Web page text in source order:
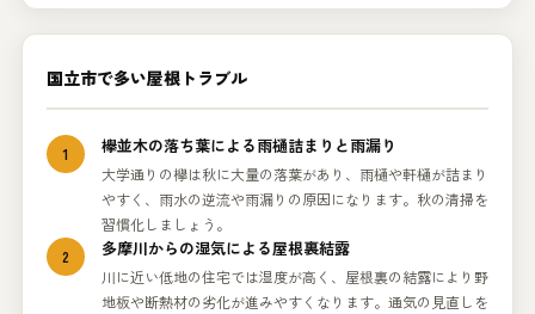
国立市で多い屋根トラブル
1 欅並木の落ち葉による雨樋詰まりと雨漏り
大学通りの欅は秋に大量の落葉があり、雨樋や軒樋が詰まり
やすく、雨水の逆流や雨漏りの原因になります。秋の清掃を
習慣化しましょう。
2
多摩川からの湿気による屋根裏結露
川に近い低地の住宅では湿度が高く、屋根裏の結露により野
地板や断熱材の劣化が進みやすくなります。通気の見直しを